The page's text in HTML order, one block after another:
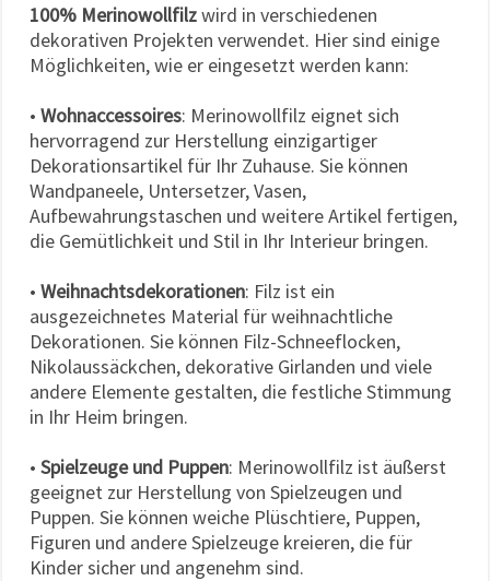
100% Merinowollfilzwird in verschiedenen
dekorativen Projekten verwendet. Hier sind einige
Möglichkeiten, wie er eingesetzt werden kann:
• Wohnaccessoires: Merinowollfilz eignet sich
hervorragend zur Herstellung einzigartiger
Dekorationsartikel für Ihr Zuhause. Sie können
Wandpaneele, Untersetzer, Vasen,
Aufbewahrungstaschen und weitere Artikel fertigen,
die Gemütlichkeit und Stil in Ihr Interieur bringen.
• Weihnachtsdekorationen: Filz ist ein
ausgezeichnetes Material für weihnachtliche
Dekorationen. Sie können Filz-Schneeflocken,
Nikolaussäckchen, dekorative Girlanden und viele
andere Elemente gestalten, die festliche Stimmung
in Ihr Heim bringen.
• Spielzeuge und Puppen: Merinowollfilz ist äußerst
geeignet zur Herstellung von Spielzeugen und
Puppen. Sie können weiche Plüschtiere, Puppen,
Figuren und andere Spielzeuge kreieren, die für
Kinder sicher und angenehm sind.